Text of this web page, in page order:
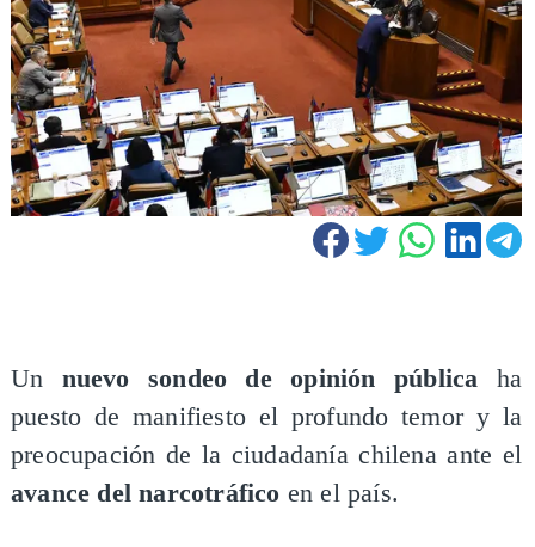
Un nuevo sondeo de opinión pública ha
puesto de manifiesto el profundo temor y la
preocupación de la ciudadanía chilena ante el
avance del narcotráfico en el país.